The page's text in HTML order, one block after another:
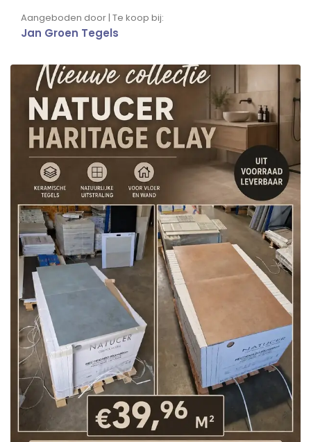
Aangeboden door | Te koop bij:
Jan Groen Tegels